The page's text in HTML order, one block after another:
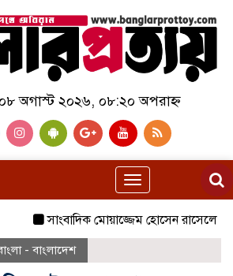
অগাস্ট ২০২৬, ০৮:২০ অপরাহ্ন
Toggle
navigation
সাংবাদিক মোয়াজ্জেম হোসেন রাসেলের
- বাংলাদেশ